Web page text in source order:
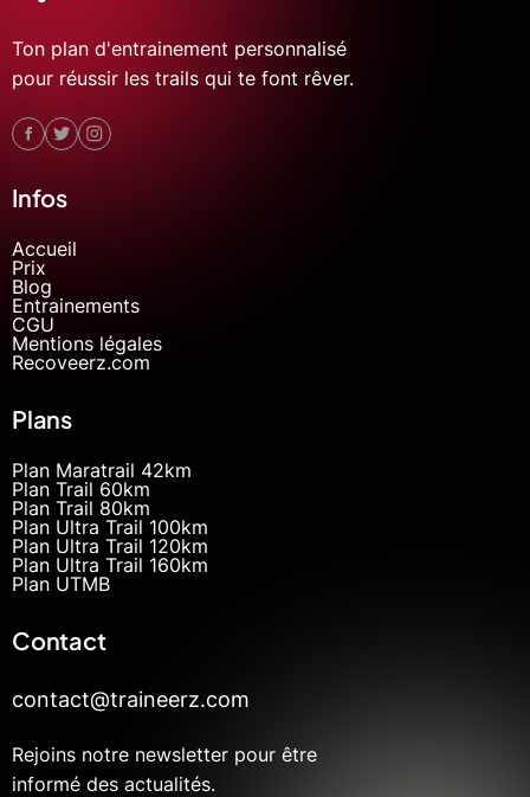
Ton plan d'entrainement personnalisé
pour réussir les trails qui te font rêver.
Infos
Accueil
Prix
Blog
Entrainements
CGU
Mentions légales
Recoveerz.com
Plans
Plan Maratrail 42km
Plan Trail 60km
Plan Trail 80km
Plan Ultra Trail 100km
Plan Ultra Trail 120km
Plan Ultra Trail 160km
Plan UTMB
Contact
contact@traineerz.com
Rejoins notre newsletter pour être
informé des actualités.